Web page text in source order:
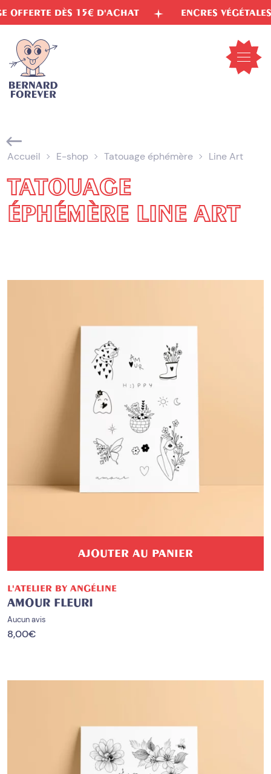
ENCRES VÉGÉTALES LIVRAISON
Ouvrir
le
Aller
au
contenu
Accueil E-shop Tatouage éphémère Line Art
TATOUAGE
ÉPHÉMÈRE LINE ART
AJOUTER AU PANIER
L'ATELIER BY ANGÉLINE
AMOUR FLEURI
Aucun avis
8,00€